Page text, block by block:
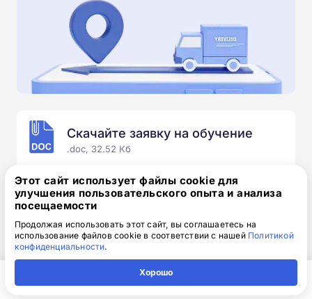
Скачайте заявку на обучение
.doc, 32.52 Кб
Скачайте шаблон, заполните и отправьте по
электронной почтеinfo@1-academy.ru
Обязательно укажите контактный номер телефон.
Наш специалист свяжется с вами и утонит все
детали.
Этот сайт использует файлы cookie для
улучшения пользовательского опыта и анализа
посещаемости
Продолжая использовать этот сайт, вы соглашаетесь на
использование файлов cookie в соответствии с нашей Политикой
конфиденциальности.
Хорошо